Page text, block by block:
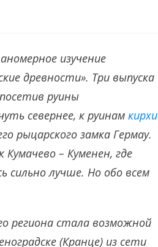
изучение
древности». Три выпуска
руины
севернее, к руинам кирхи
рыцарского замка Гермау.
– Куменен, где
сильно лучше. Но обо всем
региона стала возможной
(Кранце) из сети